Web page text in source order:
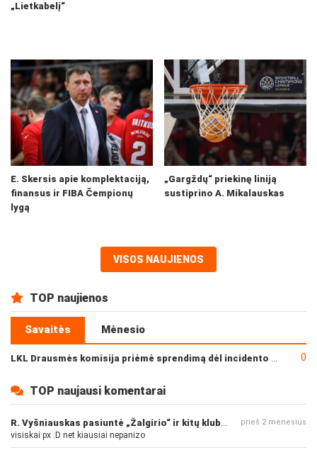
„Lietkabelį“
E. Skersis apie komplektaciją,
finansus ir FIBA Čempionų
lygą
„Gargždų“ priekinę liniją
sustiprino A. Mikalauskas
VISOS NAUJIENOS
TOP naujienos
Savaitės Mėnesio
0
TOP naujausi komentarai
prieš 2 mėnesius
visiskai px :D net kiausiai nepanizo